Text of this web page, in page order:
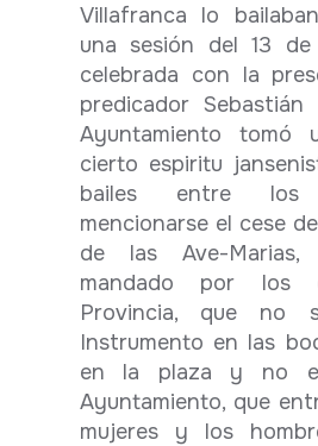
Villafranca lo
una sesión del 13 de
celebrada con la
predicador
Ayuntamiento tomó
cierto espiritu
bailes entre los
mencionarse el cese
de las Ave-
mandado por los
Provincia, que no
Instrumento en las
en la plaza y no
Ayuntamiento, que
mujeres y los